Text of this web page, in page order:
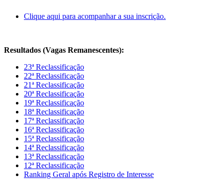
Clique aqui para acompanhar a sua inscrição.
Resultados (Vagas Remanescentes):
23ª Reclassificação
22ª Reclassificação
21ª Reclassificação
20ª Reclassificação
19ª Reclassificação
18ª Reclassificação
17ª Reclassificação
16ª Reclassificação
15ª Reclassificação
14ª Reclassificação
13ª Reclassificação
12ª Reclassificação
Ranking Geral após Registro de Interesse